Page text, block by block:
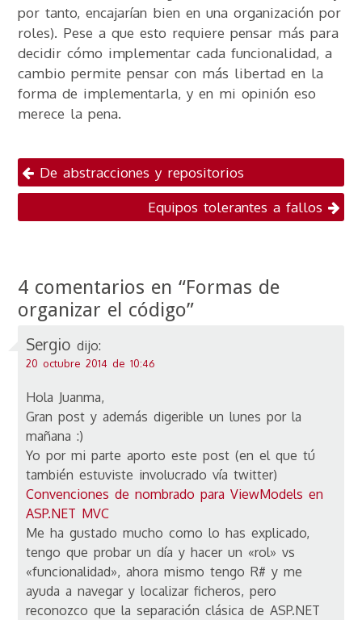
por tanto, encajarían bien en una organización por
roles). Pese a que esto requiere pensar más para
decidir cómo implementar cada funcionalidad, a
cambio permite pensar con más libertad en la
forma de implementarla, y en mi opinión eso
merece la pena.
Navegación por
publicaciones
De abstracciones y repositorios
Equipos tolerantes a fallos
4 comentarios en “Formas de
organizar el código”
Sergio dijo:
20 octubre 2014 de 10:46
Hola Juanma,
Gran post y además digerible un lunes por la
mañana :)
Yo por mi parte aporto este post (en el que tú
también estuviste involucrado vía twitter)
Convenciones de nombrado para ViewModels en
ASP.NET MVC
Me ha gustado mucho como lo has explicado,
tengo que probar un día y hacer un «rol» vs
«funcionalidad», ahora mismo tengo R# y me
ayuda a navegar y localizar ficheros, pero
reconozco que la separación clásica de ASP.NET